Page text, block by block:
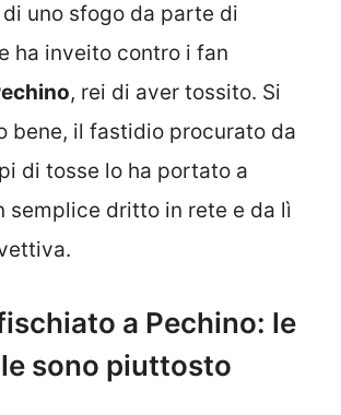
uno sfogo da parte di
ha inveito contro i fan
, rei di aver tossito. Si
bene, il fastidio procurato da
di tosse lo ha portato a
semplice dritto in rete e da lì
a Pechino: le
sono piuttosto